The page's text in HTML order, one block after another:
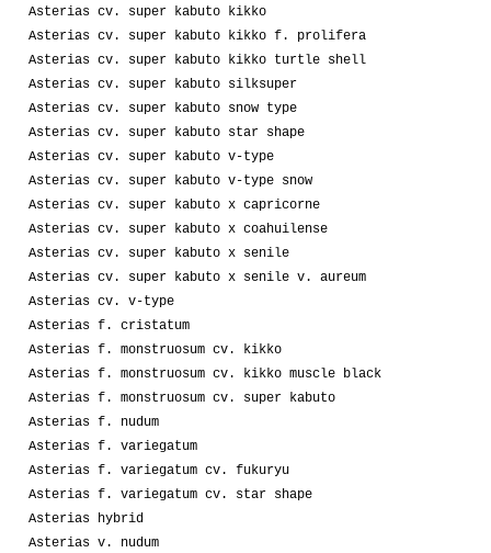
Asterias cv. super kabuto kikko
Asterias cv. super kabuto kikko f. prolifera
Asterias cv. super kabuto kikko turtle shell
Asterias cv. super kabuto silksuper
Asterias cv. super kabuto snow type
Asterias cv. super kabuto star shape
Asterias cv. super kabuto v-type
Asterias cv. super kabuto v-type snow
Asterias cv. super kabuto x capricorne
Asterias cv. super kabuto x coahuilense
Asterias cv. super kabuto x senile
Asterias cv. super kabuto x senile v. aureum
Asterias cv. v-type
Asterias f. cristatum
Asterias f. monstruosum cv. kikko
Asterias f. monstruosum cv. kikko muscle black
Asterias f. monstruosum cv. super kabuto
Asterias f. nudum
Asterias f. variegatum
Asterias f. variegatum cv. fukuryu
Asterias f. variegatum cv. star shape
Asterias hybrid
Asterias v. nudum